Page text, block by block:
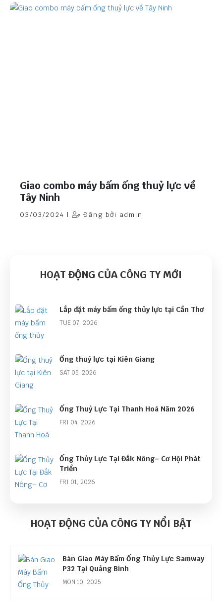
Giao combo máy bấm ống thuỷ lực về
Tây Ninh
03/03/2024 | Đăng bởi admin
HOẠT ĐỘNG CỦA CÔNG TY MỚI
Lắp đặt máy bấm ống thủy lực tại Cần Thơ
TUE 07, 2026
Ống thuỷ lực tại Kiên Giang
SAT 05, 2026
Ống Thuỷ Lực Tại Thanh Hoá Năm 2026
FRI 04, 2026
Ống Thủy Lực Tại Đắk Nông– Cơ Hội Phát
Triển
FRI 01, 2026
Cơ Hội Lớn Từ Làn Sóng Đầu Tư Công
THU 01, 2026
HOẠT ĐỘNG CỦA CÔNG TY NỔI BẬT
Bàn Giao Máy Bấm Ống Thủy Lực Samway
P32 Tại Quảng Bình
MON 10, 2025